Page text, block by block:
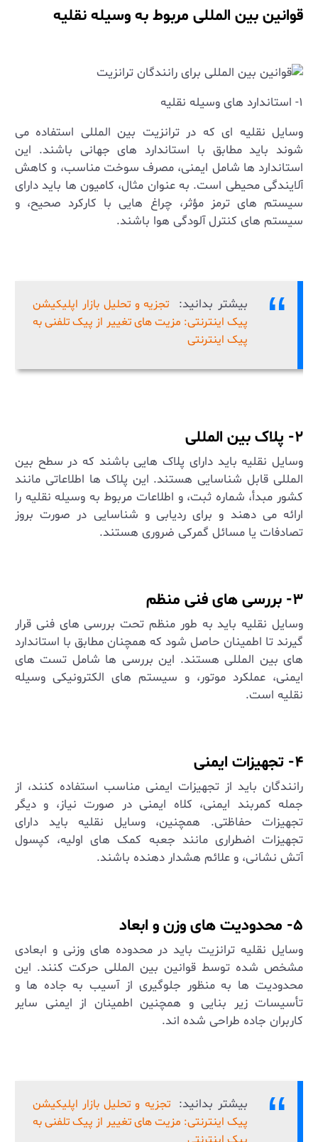
قوانین بین المللی مربوط به وسیله نقلیه
۱- استاندارد های وسیله نقلیه
وسایل نقلیه ‌ای که در ترانزیت بین ‌المللی استفاده می
‌شوند باید مطابق با استاندارد های جهانی باشند. این
استاندارد ها شامل ایمنی، مصرف سوخت مناسب، و کاهش
آلایندگی محیطی است. به عنوان مثال، کامیون ‌ها باید دارای
سیستم‌ های ترمز مؤثر، چراغ‌ هایی با کارکرد صحیح، و
سیستم‌ های کنترل آلودگی هوا باشند.
بیشتر بدانید: تجزیه و تحلیل بازار اپلیکیشن
پیک اینترنتی: مزیت های تغییر از پیک تلفنی به
پیک اینترنتی
۲- پلاک بین ‌المللی
وسایل نقلیه باید دارای پلاک ‌هایی باشند که در سطح بین
‌المللی قابل شناسایی هستند. این پلاک‌ ها اطلاعاتی مانند
کشور مبدأ، شماره ثبت، و اطلاعات مربوط به وسیله نقلیه را
ارائه می ‌دهند و برای ردیابی و شناسایی در صورت بروز
تصادفات یا مسائل گمرکی ضروری هستند.
۳- بررسی ‌های فنی منظم
وسایل نقلیه باید به طور منظم تحت بررسی‌ های فنی قرار
گیرند تا اطمینان حاصل شود که همچنان مطابق با استاندارد
های بین‌ المللی هستند. این بررسی ‌ها شامل تست ‌های
ایمنی، عملکرد موتور، و سیستم‌ های الکترونیکی وسیله
نقلیه است.
۴- تجهیزات ایمنی
رانندگان باید از تجهیزات ایمنی مناسب استفاده کنند، از
جمله کمربند ایمنی، کلاه ایمنی در صورت نیاز، و دیگر
تجهیزات حفاظتی. همچنین، وسایل نقلیه باید دارای
تجهیزات اضطراری مانند جعبه کمک‌ های اولیه، کپسول
آتش‌ نشانی، و علائم هشدار دهنده باشند.
۵- محدودیت ‌های وزن و ابعاد
وسایل نقلیه ترانزیت باید در محدوده ‌های وزنی و ابعادی
مشخص شده توسط قوانین بین ‌المللی حرکت کنند. این
محدودیت ‌ها به منظور جلوگیری از آسیب به جاده ‌ها و
تأسیسات زیر بنایی و همچنین اطمینان از ایمنی سایر
کاربران جاده طراحی شده‌ اند.
بیشتر بدانید: تجزیه و تحلیل بازار اپلیکیشن
پیک اینترنتی: مزیت های تغییر از پیک تلفنی به